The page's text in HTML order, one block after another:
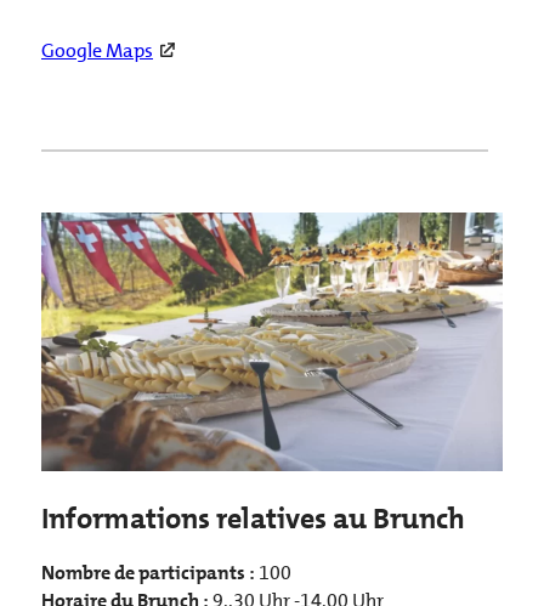
Google Maps
Informations relatives au Brunch
Nombre de participants : 100